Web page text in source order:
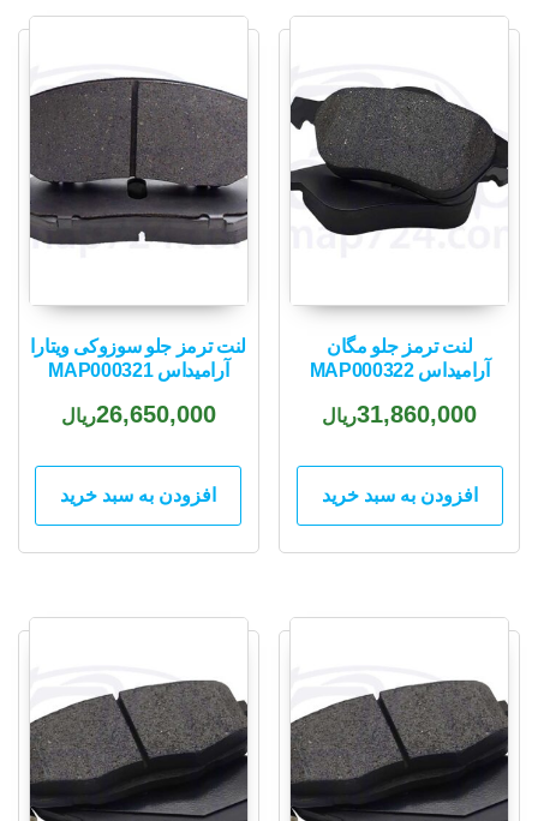
لنت ترمز جلو مگان
آرامیداس MAP000322
31,860,000ریال
افزودن به سبد خرید
لنت ترمز جلو سوزوکی ویتارا
آرامیداس MAP000321
26,650,000ریال
افزودن به سبد خرید